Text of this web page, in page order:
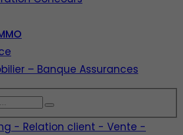
– Banque Assurances
- Relation client - Vente -